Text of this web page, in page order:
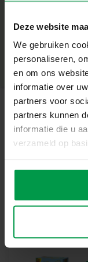
Deze website
We gebruiken
personaliseren,
en om ons
informatie over
partners voor
partners kunnen
informatie die u
verzameld op
– Gemakkelijk
– Perfect voor
– Stimuleert
Laat je
Of je nu kiest
hinkelbaan of je
kan het allemaal.
Inhoud van de Set
– In de kleuren
Waarom kiezen
Bij SES Creative
de fabriek in
Productnummer|
Deel dit product